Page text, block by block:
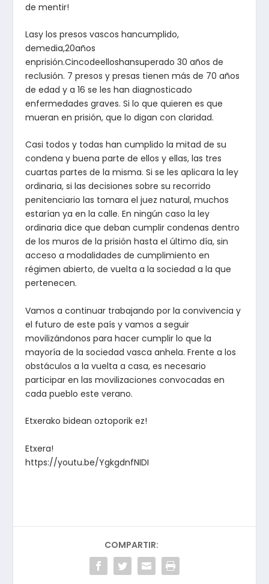
de mentir!
Lasy los presos vascos hancumplido,
demedia,20años
enprisión.Cincodeelloshansuperado 30 años de
reclusión. 7 presos y presas tienen más de 70 años
de edad y a 16 se les han diagnosticado
enfermedades graves. Si lo que quieren es que
mueran en prisión, que lo digan con claridad.
Casi todos y todas han cumplido la mitad de su
condena y buena parte de ellos y ellas, las tres
cuartas partes de la misma. Si se les aplicara la ley
ordinaria, si las decisiones sobre su recorrido
penitenciario las tomara el juez natural, muchos
estarían ya en la calle. En ningún caso la ley
ordinaria dice que deban cumplir condenas dentro
de los muros de la prisión hasta el último día, sin
acceso a modalidades de cumplimiento en
régimen abierto, de vuelta a la sociedad a la que
pertenecen.
Vamos a continuar trabajando por la convivencia y
el futuro de este país y vamos a seguir
movilizándonos para hacer cumplir lo que la
mayoría de la sociedad vasca anhela. Frente a los
obstáculos a la vuelta a casa, es necesario
participar en las movilizaciones convocadas en
cada pueblo este verano.
Etxerako bidean oztoporik ez!
Etxera!
https://youtu.be/YgkgdnfNIDI
COMPARTIR: